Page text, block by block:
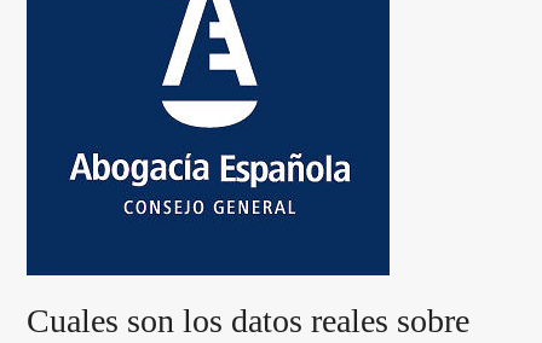
Cuales son los datos reales sobre